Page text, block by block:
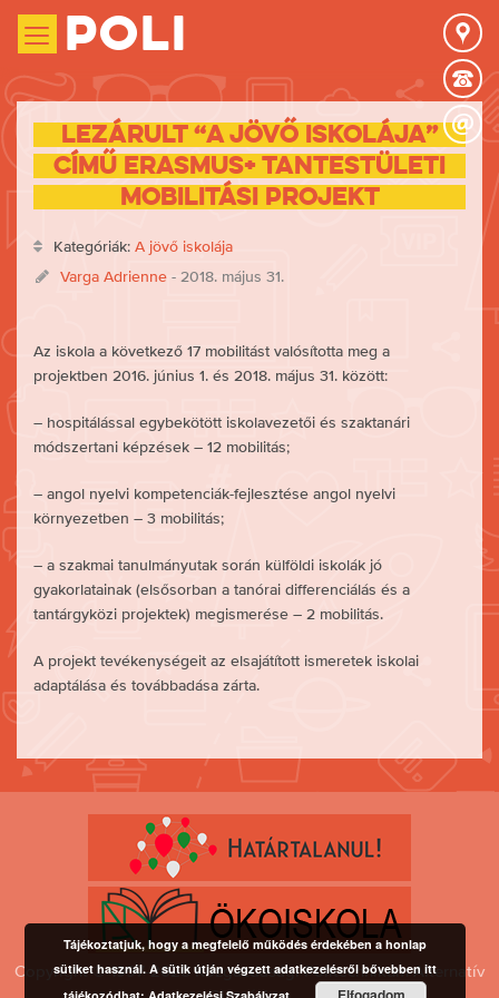
Poli
Lezárult “A jövő iskolája”
című Erasmus+ tantestületi
mobilitási projekt
Kategóriák: A jövő iskolája
Varga Adrienne - 2018. május 31.
Az iskola a következő 17 mobilitást valósította meg a
projektben 2016. június 1. és 2018. május 31. között:
– hospitálással egybekötött iskolavezetői és szaktanári
módszertani képzések – 12 mobilitás;
– angol nyelvi kompetenciák-fejlesztése angol nyelvi
környezetben – 3 mobilitás;
– a szakmai tanulmányutak során külföldi iskolák jó
gyakorlatainak (elsősorban a tanórai differenciálás és a
tantárgyközi projektek) megismerése – 2 mobilitás.
A projekt tevékenységeit az elsajátított ismeretek iskolai
adaptálása és továbbadása zárta.
Copyright © 1997-2026 Közgazdasági Politechnikum Alternatív
Tájékoztatjuk, hogy a megfelelő működés érdekében a honlap
sütiket használ. A sütik útján végzett adatkezelésről bővebben itt